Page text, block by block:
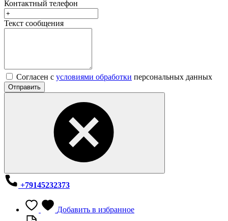
Контактный телефон
Текст сообщения
Согласен с условиями обработки персональных данных
Отправить
+79145232373
Добавить в избранное